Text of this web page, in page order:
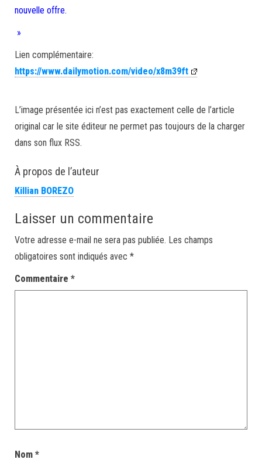
nouvelle offre.
»
Lien complémentaire:
https://www.dailymotion.com/video/x8m39ft
L’image présentée ici n’est pas exactement celle de l’article
original car le site éditeur ne permet pas toujours de la charger
dans son flux RSS.
À propos de l’auteur
Killian BOREZO
Laisser un commentaire
Votre adresse e-mail ne sera pas publiée. Les champs
obligatoires sont indiqués avec *
Commentaire *
Nom *